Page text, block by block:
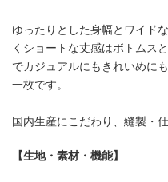
ゆったりとした身幅とワイド
くショートな丈感はボトムス
でカジュアルにもきれいめに
一枚です。
国内生産にこだわり、縫製・
【生地・素材・機能】